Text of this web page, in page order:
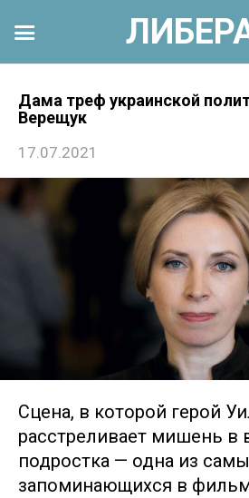
контенту
Дама треф украинской
Верещук
17.07.2021
Сцена, в которой герой
расстреливает мишень в
подростка — одна из
запоминающихся в